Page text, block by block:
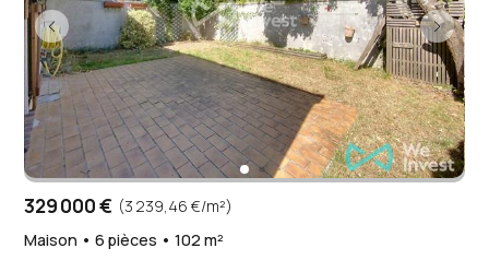
329 000 € (3 239,46 €/m²)
Maison • 6 pièces • 102 m²